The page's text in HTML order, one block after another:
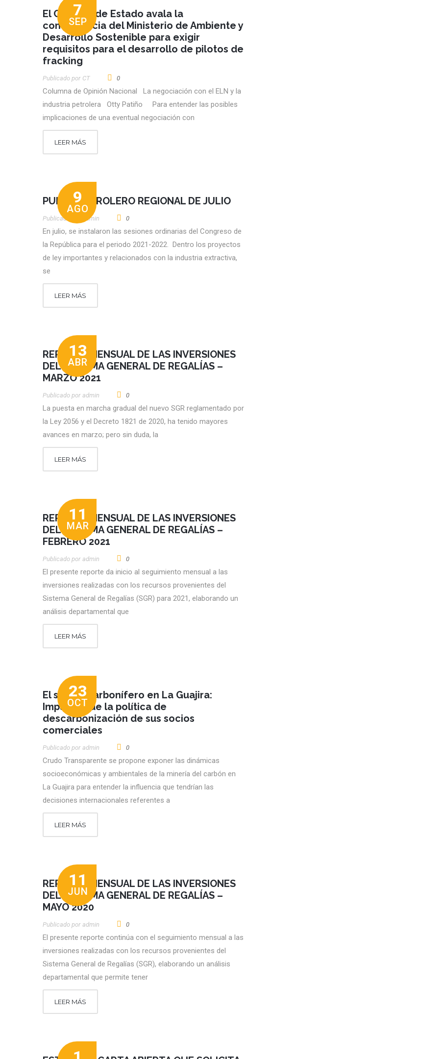
7
SEP
El Consejo de Estado avala la
competencia del Ministerio de Ambiente y
Desarrollo Sostenible para exigir
requisitos para el desarrollo de pilotos de
fracking
Publicado por CT 0
Columna de Opinión Nacional La negociación con el ELN y la
industria petrolera Otty Patiño Para entender las posibles
implicaciones de una eventual negociación con
LEER MÁS
9
AGO
PULSO PETROLERO REGIONAL DE JULIO
Publicado por Admin 0
En julio, se instalaron las sesiones ordinarias del Congreso de
la República para el periodo 2021-2022. Dentro los proyectos
de ley importantes y relacionados con la industria extractiva,
se
LEER MÁS
13
ABR
REPORTE MENSUAL DE LAS INVERSIONES
DEL SISTEMA GENERAL DE REGALÍAS –
MARZO 2021
Publicado por Admin 0
La puesta en marcha gradual del nuevo SGR reglamentado por
la Ley 2056 y el Decreto 1821 de 2020, ha tenido mayores
avances en marzo; pero sin duda, la
LEER MÁS
11
MAR
REPORTE MENSUAL DE LAS INVERSIONES
DEL SISTEMA GENERAL DE REGALÍAS –
FEBRERO 2021
Publicado por Admin 0
El presente reporte da inicio al seguimiento mensual a las
inversiones realizadas con los recursos provenientes del
Sistema General de Regalías (SGR) para 2021, elaborando un
análisis departamental que
LEER MÁS
23
OCT
El sector carbonífero en La Guajira:
Impactos de la política de
descarbonización de sus socios
comerciales
Publicado por Admin 0
Crudo Transparente se propone exponer las dinámicas
socioeconómicas y ambientales de la minería del carbón en
La Guajira para entender la influencia que tendrían las
decisiones internacionales referentes a
LEER MÁS
11
JUN
REPORTE MENSUAL DE LAS INVERSIONES
DEL SISTEMA GENERAL DE REGALÍAS –
MAYO 2020
Publicado por Admin 0
El presente reporte continúa con el seguimiento mensual a las
inversiones realizadas con los recursos provenientes del
Sistema General de Regalías (SGR), elaborando un análisis
departamental que permite tener
LEER MÁS